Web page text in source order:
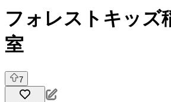
フォレストキッズ
室
7